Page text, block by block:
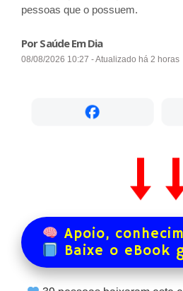
pessoas que o possuem.
Por Saúde Em Dia
08/08/2026 10:27 - Atualizado há 2 horas
Apoio,
Baixe o eBook